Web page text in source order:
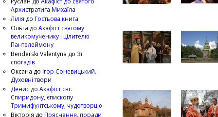
Архистратига Михаїла
Лілія до Гостьова книга
Ольга до Акафіст святому
великомученику і цілителю
Пантелеймону
Benderski Valentyna до Зі
спогадів
Оксана до Ігор Соневицький.
Духовні твори
Денис до Акафіст свт.
Спиридону, єпископу
Тримифунтському, чудотворцю
Вікторія до Пояснення, поради